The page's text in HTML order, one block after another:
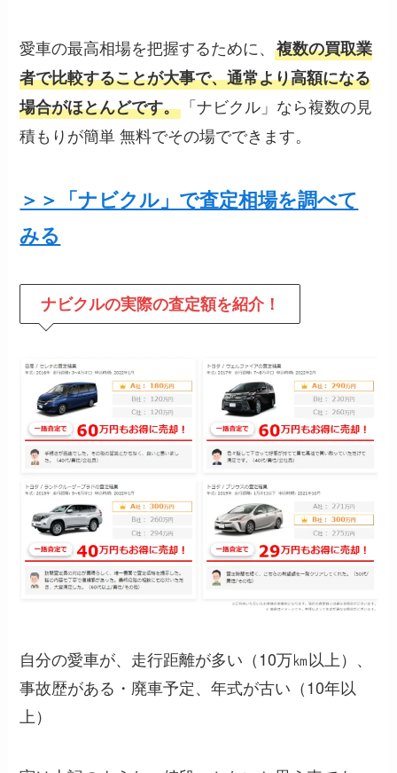
愛車の最高相場を把握するために、複数の買取業
者で比較することが大事で、通常より高額になる
場合がほとんどです。 「ナビクル」なら複数の見
積もりが簡単 無料でその場でできます。
＞＞「ナビクル」で査定相場を調べて
みる
ナビクルの実際の査定額を紹介！
自分の愛車が、走行距離が多い（10万㎞以上）、
事故歴がある・廃車予定、年式が古い（10年以
上）